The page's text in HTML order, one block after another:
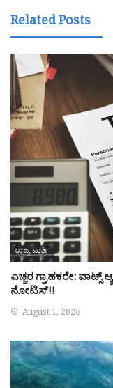
Related Posts
ರಾಜ್ಯ ವಾರ್ತೆ
ಎಚ್ಚರ ಗ್ರಾಹಕರೇ:
ನೋಟಿಸ್!!
August 1, 2026